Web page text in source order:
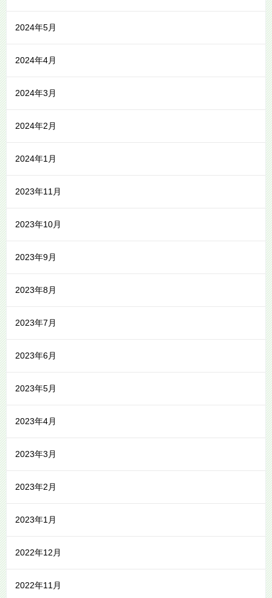
2024年5月
2024年4月
2024年3月
2024年2月
2024年1月
2023年11月
2023年10月
2023年9月
2023年8月
2023年7月
2023年6月
2023年5月
2023年4月
2023年3月
2023年2月
2023年1月
2022年12月
2022年11月